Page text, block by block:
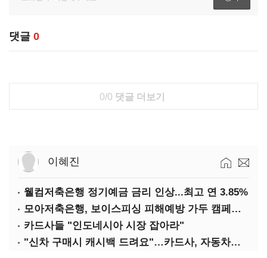
댓글 0
0/0 댓글 더보기
이혜진
웰컴저축은행 정기예금 금리 인상...최고 연 3.85%
모아저축은행, 보이스피싱 피해예방 가두 캠페인 실시
카드사들 "인도네시아 시장 잡아라"
"신차 구매시 캐시백 드려요"…카드사, 자동차금융 마케팅